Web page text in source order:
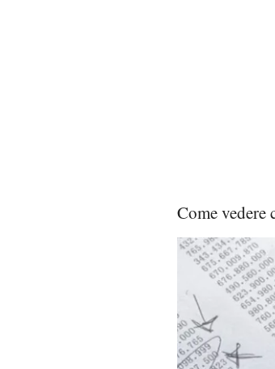
Come vedere